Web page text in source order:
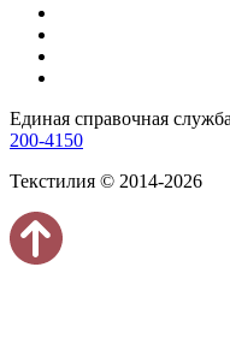
Единая справочная
200-4150
Текстилия © 2014-2026